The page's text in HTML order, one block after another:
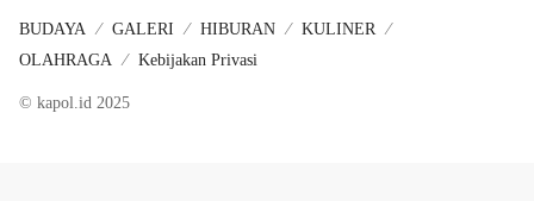
BUDAYA GALERI HIBURAN
KULINER
OLAHRAGA
Kebijakan Privasi
© kapol.id 2025